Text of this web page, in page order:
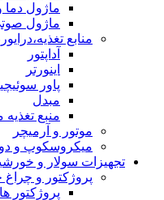
ماژول
ماژول
منابع
آداپتور
اینورتر
پاور
مبدل
منبع تغذیه
موتور و آرمیچر
میکروسکوپ و
تجهیزات سولار و
پروژکتور و
پروژکتور